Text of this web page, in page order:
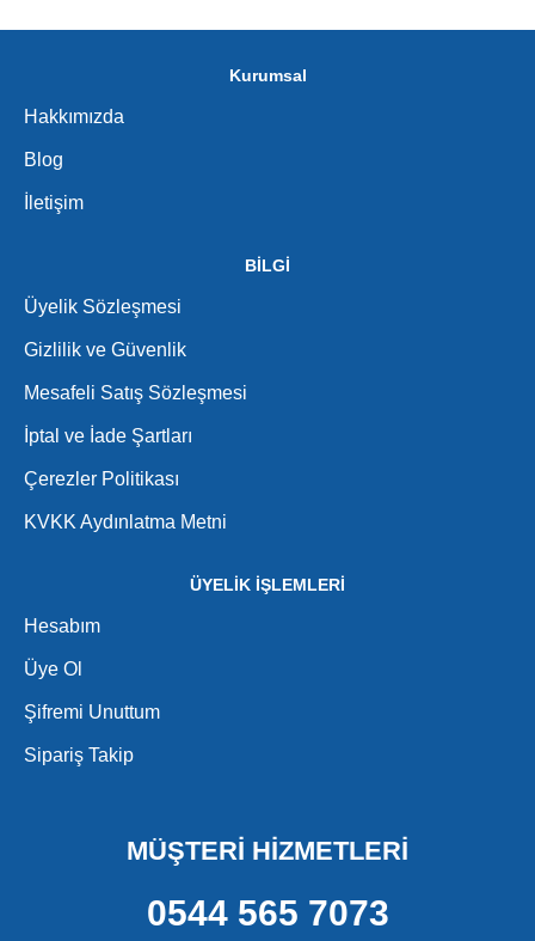
Kurumsal
Hakkımızda
Blog
İletişim
BİLGİ
Üyelik Sözleşmesi
Gizlilik ve Güvenlik
Mesafeli Satış Sözleşmesi
İptal ve İade Şartları
Çerezler Politikası
KVKK Aydınlatma Metni
ÜYELİK İŞLEMLERİ
Hesabım
Üye Ol
Şifremi Unuttum
Sipariş Takip
MÜŞTERİ HİZMETLERİ
0544 565 7073